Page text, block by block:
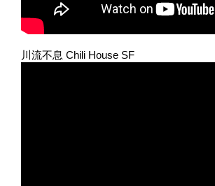
川流不息 Chili House SF